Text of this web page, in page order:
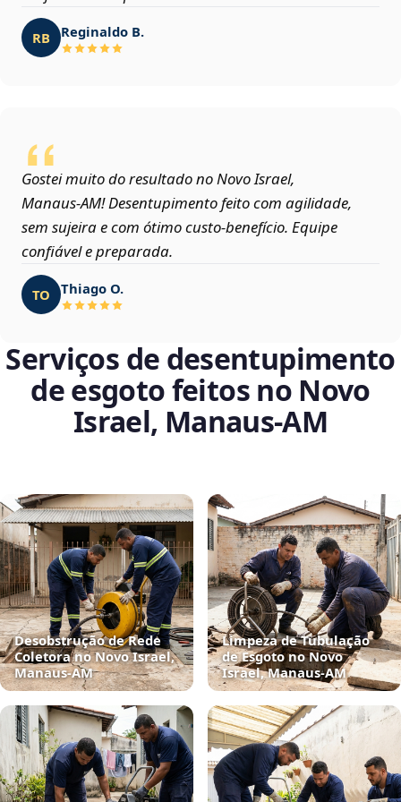
RB Reginaldo B.
Gostei muito do resultado no Novo Israel,
Manaus‑AM! Desentupimento feito com agilidade,
sem sujeira e com ótimo custo-benefício. Equipe
confiável e preparada.
TO Thiago O.
Serviços de desentupimento
de esgoto feitos no Novo
Israel, Manaus‑AM
Desobstrução de Rede
Coletora no Novo Israel,
Manaus‑AM
Limpeza de Tubulação
de Esgoto no Novo
Israel, Manaus‑AM